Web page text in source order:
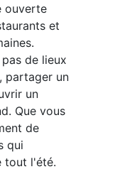
ouverte
et
de lieux
partager un
un
Que vous
de
qui
tout l'été.